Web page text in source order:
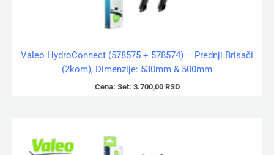
Valeo HydroConnect (578575 + 578574) – Prednji Brisači
(2kom), Dimenzije: 530mm & 500mm
Cena: Set: 3.700,00 RSD